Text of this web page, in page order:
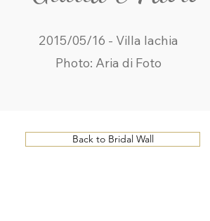
2015/05/16 - Villa Iachia
Photo: Aria di Foto
Back to Bridal Wall